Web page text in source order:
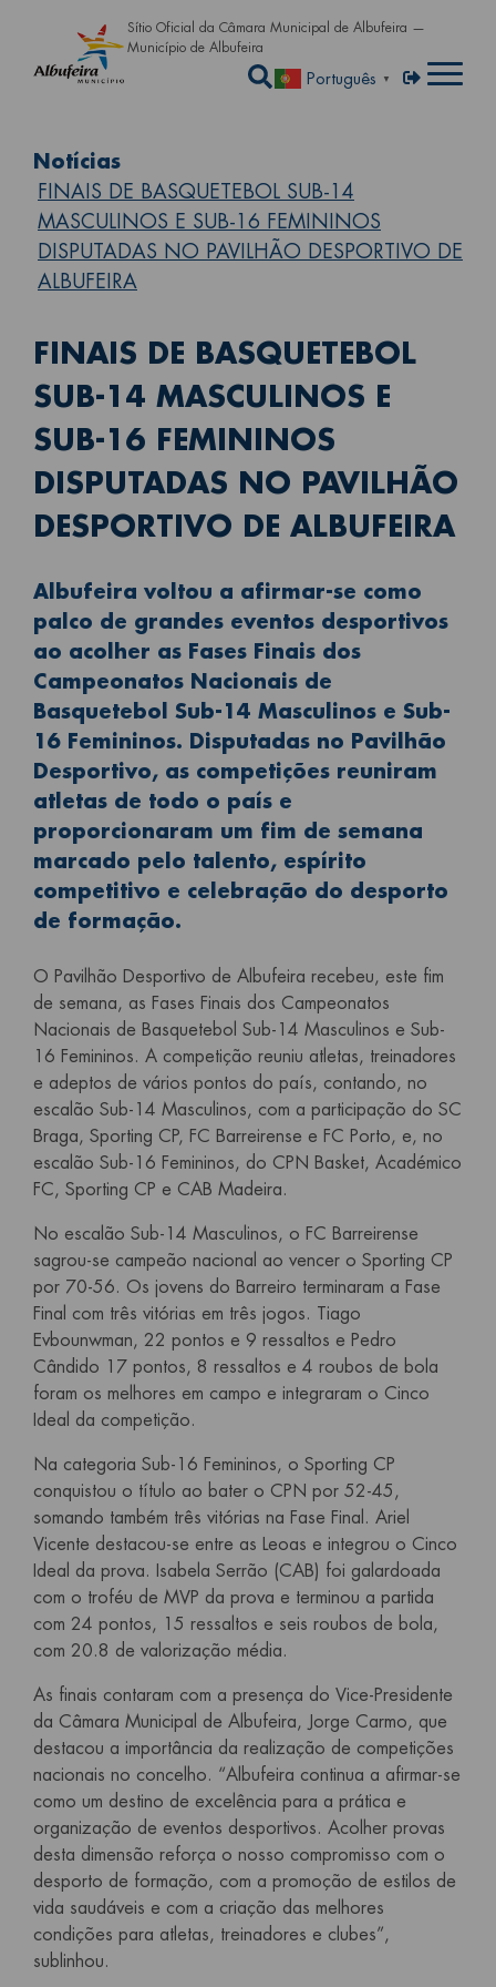
Passar para o conteúdo
Sítio Oficial da Câmara Municipal de Albufeira —
Município de Albufeira
Abrir a caixa de
Português ▼ Menu de
Entrar
Notícias
FINAIS DE BASQUETEBOL SUB-14
MASCULINOS E SUB-16 FEMININOS
DISPUTADAS NO PAVILHÃO DESPORTIVO DE
ALBUFEIRA
FINAIS DE BASQUETEBOL
SUB-14 MASCULINOS E
SUB-16 FEMININOS
DISPUTADAS NO PAVILHÃO
DESPORTIVO DE ALBUFEIRA
Albufeira voltou a afirmar-se como
palco de grandes eventos desportivos
ao acolher as Fases Finais dos
Campeonatos Nacionais de
Basquetebol Sub-14 Masculinos e Sub-
16 Femininos. Disputadas no Pavilhão
Desportivo, as competições reuniram
atletas de todo o país e
proporcionaram um fim de semana
marcado pelo talento, espírito
competitivo e celebração do desporto
de formação.
O Pavilhão Desportivo de Albufeira recebeu, este fim
de semana, as Fases Finais dos Campeonatos
Nacionais de Basquetebol Sub-14 Masculinos e Sub-
16 Femininos. A competição reuniu atletas, treinadores
e adeptos de vários pontos do país, contando, no
escalão Sub-14 Masculinos, com a participação do SC
Braga, Sporting CP, FC Barreirense e FC Porto, e, no
escalão Sub-16 Femininos, do CPN Basket, Académico
FC, Sporting CP e CAB Madeira.
No escalão Sub-14 Masculinos, o FC Barreirense
sagrou-se campeão nacional ao vencer o Sporting CP
por 70-56. Os jovens do Barreiro terminaram a Fase
Final com três vitórias em três jogos. Tiago
Evbounwman, 22 pontos e 9 ressaltos e Pedro
Cândido 17 pontos, 8 ressaltos e 4 roubos de bola
foram os melhores em campo e integraram o Cinco
Ideal da competição.
Na categoria Sub-16 Femininos, o Sporting CP
conquistou o título ao bater o CPN por 52-45,
somando também três vitórias na Fase Final. Ariel
Vicente destacou-se entre as Leoas e integrou o Cinco
Ideal da prova. Isabela Serrão (CAB) foi galardoada
com o troféu de MVP da prova e terminou a partida
com 24 pontos, 15 ressaltos e seis roubos de bola,
com 20.8 de valorização média.
As finais contaram com a presença do Vice-Presidente
da Câmara Municipal de Albufeira, Jorge Carmo, que
destacou a importância da realização de competições
nacionais no concelho. “Albufeira continua a afirmar-se
como um destino de excelência para a prática e
organização de eventos desportivos. Acolher provas
desta dimensão reforça o nosso compromisso com o
desporto de formação, com a promoção de estilos de
vida saudáveis e com a criação das melhores
condições para atletas, treinadores e clubes”,
sublinhou.